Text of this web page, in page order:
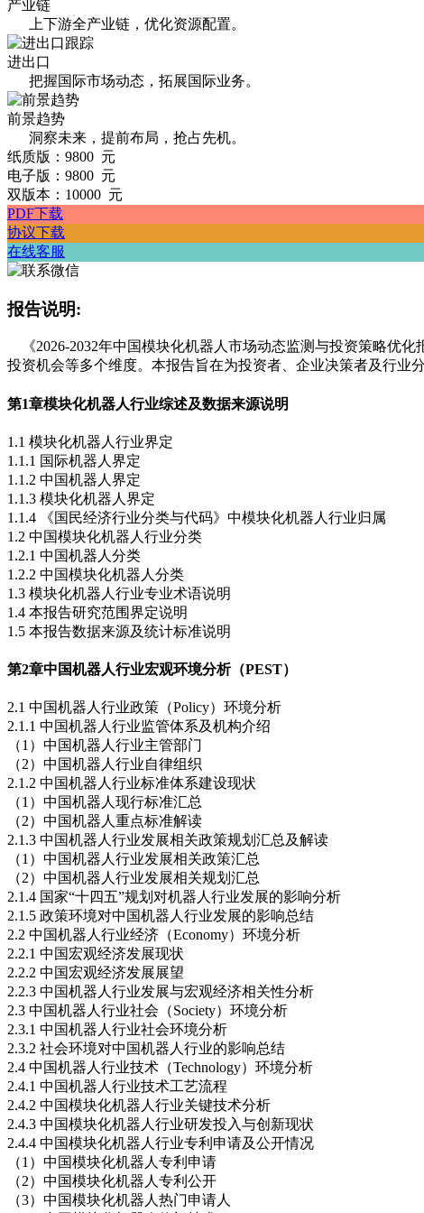
产业链
上下游全产业链，优化资源配置。
进出口
把握国际市场动态，拓展国际业务。
前景趋势
洞察未来，提前布局，抢占先机。
纸质版：9800 元
电子版：9800 元
双版本：10000 元
PDF下载
协议下载
在线客服
报告说明:
《2026-2032年中国模块化机器人市场动态监测与投资策略优
投资机会等多个维度。本报告旨在为投资者、企业决策者及行业
第1章模块化机器人行业综述及数据来源说明
1.1 模块化机器人行业界定
1.1.1 国际机器人界定
1.1.2 中国机器人界定
1.1.3 模块化机器人界定
1.1.4 《国民经济行业分类与代码》中模块化机器人行业归属
1.2 中国模块化机器人行业分类
1.2.1 中国机器人分类
1.2.2 中国模块化机器人分类
1.3 模块化机器人行业专业术语说明
1.4 本报告研究范围界定说明
1.5 本报告数据来源及统计标准说明
第2章中国机器人行业宏观环境分析（PEST）
2.1 中国机器人行业政策（Policy）环境分析
2.1.1 中国机器人行业监管体系及机构介绍
（1）中国机器人行业主管部门
（2）中国机器人行业自律组织
2.1.2 中国机器人行业标准体系建设现状
（1）中国机器人现行标准汇总
（2）中国机器人重点标准解读
2.1.3 中国机器人行业发展相关政策规划汇总及解读
（1）中国机器人行业发展相关政策汇总
（2）中国机器人行业发展相关规划汇总
2.1.4 国家“十四五”规划对机器人行业发展的影响分析
2.1.5 政策环境对中国机器人行业发展的影响总结
2.2 中国机器人行业经济（Economy）环境分析
2.2.1 中国宏观经济发展现状
2.2.2 中国宏观经济发展展望
2.2.3 中国机器人行业发展与宏观经济相关性分析
2.3 中国机器人行业社会（Society）环境分析
2.3.1 中国机器人行业社会环境分析
2.3.2 社会环境对中国机器人行业的影响总结
2.4 中国机器人行业技术（Technology）环境分析
2.4.1 中国机器人行业技术工艺流程
2.4.2 中国模块化机器人行业关键技术分析
2.4.3 中国模块化机器人行业研发投入与创新现状
2.4.4 中国模块化机器人行业专利申请及公开情况
（1）中国模块化机器人专利申请
（2）中国模块化机器人专利公开
（3）中国模块化机器人热门申请人